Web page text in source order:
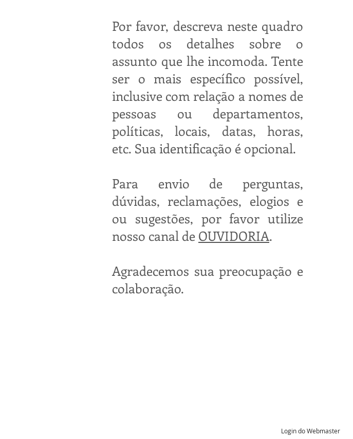
Por favor, descreva neste quadro
todos os detalhes sobre o
assunto que lhe incomoda. Tente
ser o mais específico possível,
inclusive com relação a nomes de
pessoas ou departamentos,
políticas, locais, datas, horas,
etc. Sua identificação é opcional.
Para envio de perguntas,
dúvidas, reclamações, elogios e
ou sugestões, por favor utilize
nosso canal de OUVIDORIA.
Agradecemos sua preocupação e
colaboração.
Login do Webmaster